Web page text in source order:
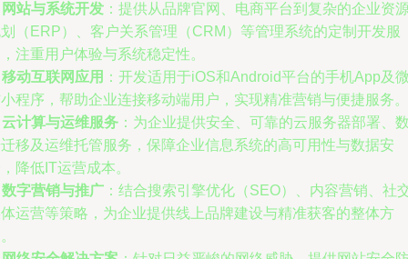
网站与系统开发 ：提供从品牌官网、电商平台到复杂的企业资
（ERP）、客户关系管理（CRM）等管理系统的定制开发服
注重用户体验与系统稳定性。
移动互联网应用 ：开发适用于iOS和Android平台的手机App及
程序，帮助企业连接移动端用户，实现精准营销与便捷服务。
云计算与运维服务 ：为企业提供安全、可靠的云服务器部署、
移及运维托管服务，保障企业信息系统的高可用性与数据安
降低IT运营成本。
数字营销与推广 ：结合搜索引擎优化（SEO）、内容营销、社
运营等策略，为企业提供线上品牌建设与精准获客的整体方